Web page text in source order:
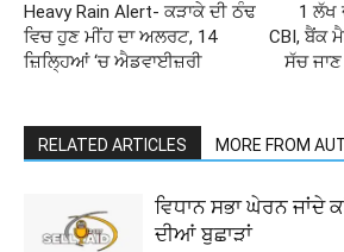
Heavy Rain Alert- ਕੜਾਕੇ ਦੀ ਠੰਢ
ਵਿਚ ਹੁਣ ਮੀਂਹ ਦਾ ਅਲਰਟ, 14
ਜ਼ਿਲ੍ਹਿਆਂ ‘ਚ ਐਡਵਾਈਜ਼ਰੀ
1 ਲੱਖ
CBI, ਬੈਂਕ
ਸੱਚ
RELATED ARTICLES MORE FROM
ਵਿਧਾਨ ਸਭਾ ਘੇਰਨ ਜਾਂਦੇ
ਦੀਆਂ ਬੁਛਾੜਾਂ